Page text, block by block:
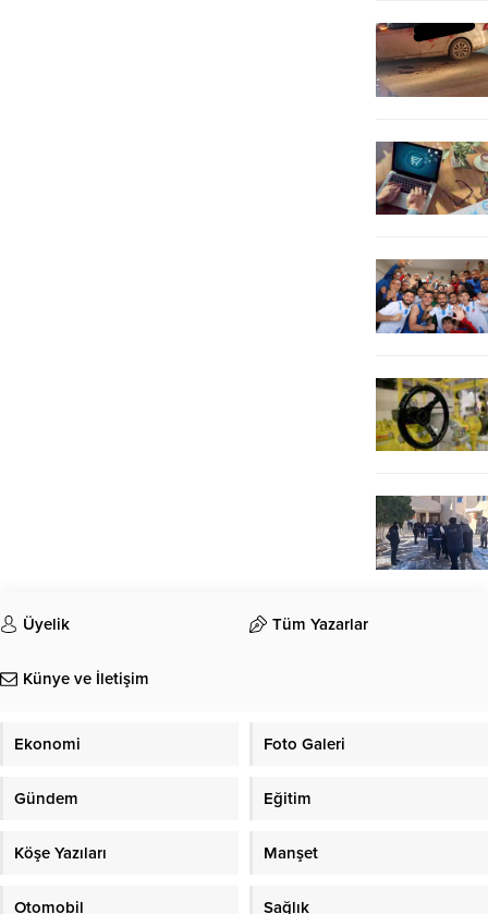
Üyelik Tüm Yazarlar
Künye ve İletişim
Ekonomi Foto Galeri
Gündem Eğitim
Köşe Yazıları Manşet
Otomobil Sağlık